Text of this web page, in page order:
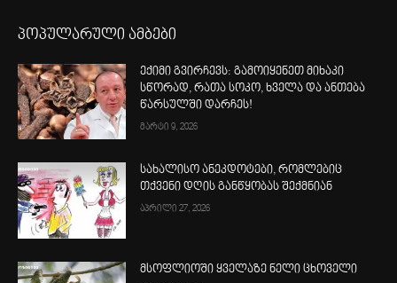
პოპულარული ამბები
ექიმი გვირჩევს: გამოიყენეთ მიხაკი
სწორად, რათა სოკო, ხველა და ანთება
წარსულში დარჩეს!
მარტი 9, 2026
სახალისო ანეკდოტები, რომლებიც
თქვენი დღის განწყობას შექმნიან
აპრილი 27, 2026
მსოფლიოში ყველაზე ნელი ცხოველი